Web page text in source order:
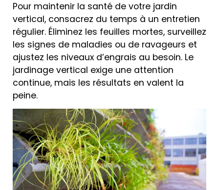
Pour maintenir la santé de votre jardin
vertical, consacrez du temps à un entretien
régulier. Éliminez les feuilles mortes, surveillez
les signes de maladies ou de ravageurs et
ajustez les niveaux d’engrais au besoin. Le
jardinage vertical exige une attention
continue, mais les résultats en valent la
peine.